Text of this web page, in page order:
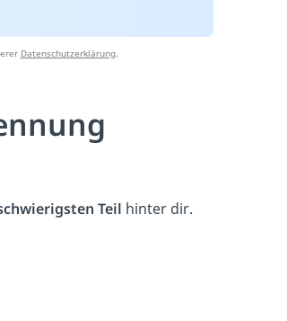
Datenschutzerklärung.
Teil hinter dir.